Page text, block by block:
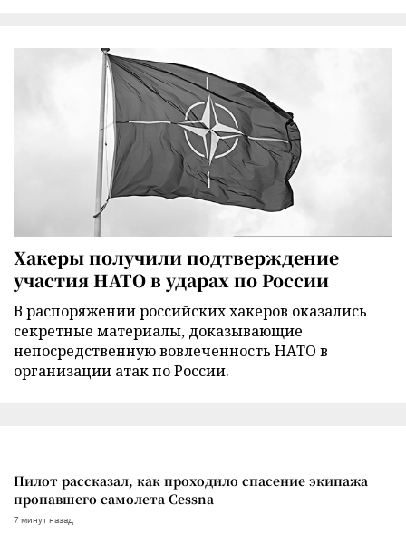
Хакеры получили подтверждение
участия НАТО в ударах по России
В распоряжении российских хакеров оказались
секретные материалы, доказывающие
непосредственную вовлеченность НАТО в
организации атак по России.
Пилот рассказал, как проходило спасение экипажа
пропавшего самолета Cessna
7 минут назад